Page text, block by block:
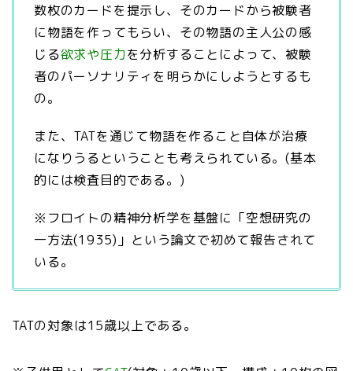
数枚のカードを提示し、そのカードから被験者
に物語を作ってもらい、その物語の主人公の感
じる欲求や圧力を分析することによって、被験
者のパーソナリティを明らかにしようとするも
の。
また、TATを通じて物語を作ること自体が治療
になりうるということも考えられている。(基本
的には検査目的である。)
※フロイトの精神分析学を基盤に「空想研究の
一方法(1935)」という論文で初めて報告されて
いる。
TATの対象は15歳以上である。